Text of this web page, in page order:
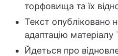
торфовища та їх
Текст опубліковано
адаптацію матеріалу
Йдеться про